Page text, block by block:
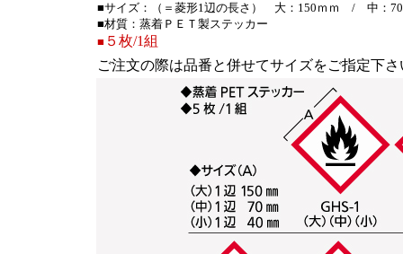
■サイズ：（＝菱形1辺の長さ） 大：150ｍｍ / 中：
■材質：蒸着ＰＥＴ製ステッカー
■ ５枚/1組
ご注文の際は品番と併せてサイズをご指定下さ